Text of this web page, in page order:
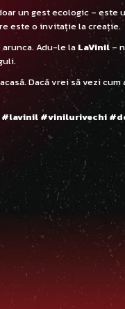
un gest ecologic –
este o invitație la creație.
arunca. Adu-le laLaVinil–
Dacă vrei să vezi
#vinilurivechi